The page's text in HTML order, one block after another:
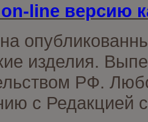
line версию
изделия.
РФ.
с Редакцией